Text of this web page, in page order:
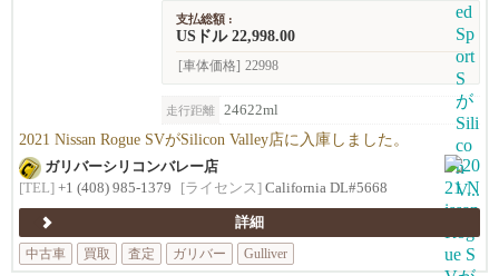
支払総額 :
USドル 22,998.00
[車体価格] 22998
走行距離 24622ml
2021 Nissan Rogue SVがSilicon Valley店に入庫しました。
ガリバーシリコンバレー店
[TEL] +1 (408) 985-1379 [ライセンス] California DL#5668
詳細
中古車
買取 査定 ガリバー Gulliver